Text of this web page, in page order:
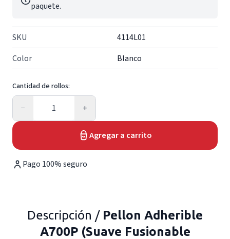
paquete.
SKU
4114L01
Color
Blanco
Cantidad de rollos:
−
Cantidad
+
Agregar a carrito
Pago 100% seguro
Descripción / Pellon Adherible
A700P (Suave Fusionable